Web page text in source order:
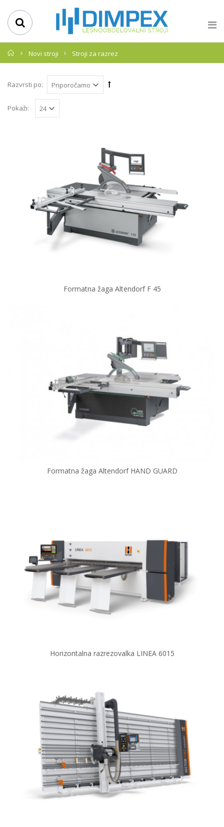
Domov
Novi stroji Stroji za razrez
Razvrsti po:
Pokaži:
Formatna žaga Altendorf F 45
Formatna žaga Altendorf HAND GUARD
Horizontalna razrezovalka LINEA 6015